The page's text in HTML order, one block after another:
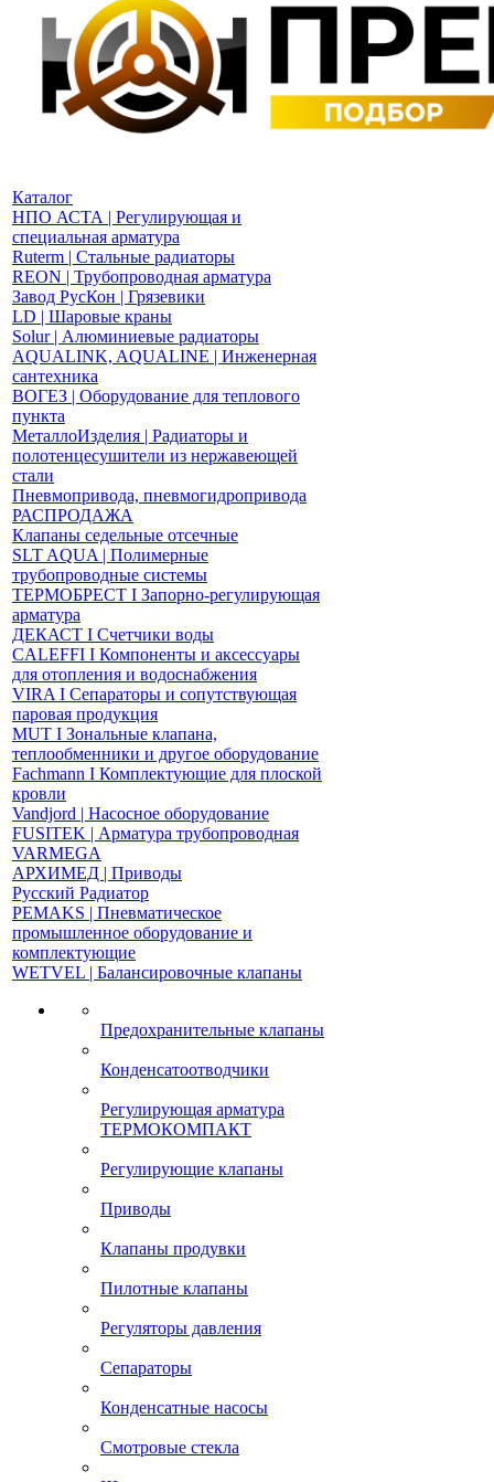
Каталог
НПО АСТА | Регулирующая и
специальная арматура
Ruterm | Стальные радиаторы
REON | Трубопроводная арматура
Завод РусКон | Грязевики
LD | Шаровые краны
Solur | Алюминиевые радиаторы
AQUALINK, AQUALINE | Инженерная
сантехника
ВОГЕЗ | Оборудование для теплового
пункта
МеталлоИзделия | Радиаторы и
полотенцесушители из нержавеющей
стали
Пневмопривода, пневмогидропривода
РАСПРОДАЖА
Клапаны седельные отсечные
SLT AQUA | Полимерные
трубопроводные системы
ТЕРМОБРЕСТ І Запорно-регулирующая
арматура
ДЕКАСТ І Счетчики воды
CALEFFI І Компоненты и аксессуары
для отопления и водоснабжения
VIRA І Сепараторы и сопутствующая
паровая продукция
MUT І Зональные клапана,
теплообменники и другое оборудование
Fachmann І Комплектующие для плоской
кровли
Vandjord | Насосное оборудование
FUSITEK | Арматура трубопроводная
VARMEGA
АРХИМЕД | Приводы
Русский Радиатор
PEMAKS | Пневматическое
промышленное оборудование и
комплектующие
WETVEL | Балансировочные клапаны
Предохранительные клапаны
Конденсатоотводчики
Регулирующая арматура
ТЕРМОКОМПАКТ
Регулирующие клапаны
Приводы
Клапаны продувки
Пилотные клапаны
Регуляторы давления
Сепараторы
Конденсатные насосы
Смотровые стекла